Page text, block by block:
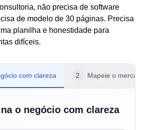
não precisa de software
de modelo de 30 páginas. Precisa
planilha e honestidade para
difíceis.
com clareza 2 Mapeie o mercado
o negócio com clareza